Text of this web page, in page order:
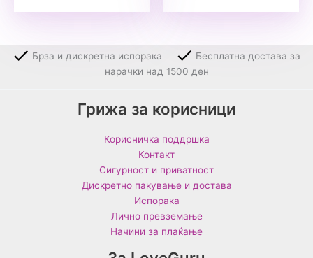
Брза и дискретна испорака
Бесплатна достава за
нарачки над 1500 ден
Грижа за корисници
Корисничка поддршка
Контакт
Сигурност и приватност
Дискретно пакување и достава
Испорака
Лично превземање
Начини за плаќање